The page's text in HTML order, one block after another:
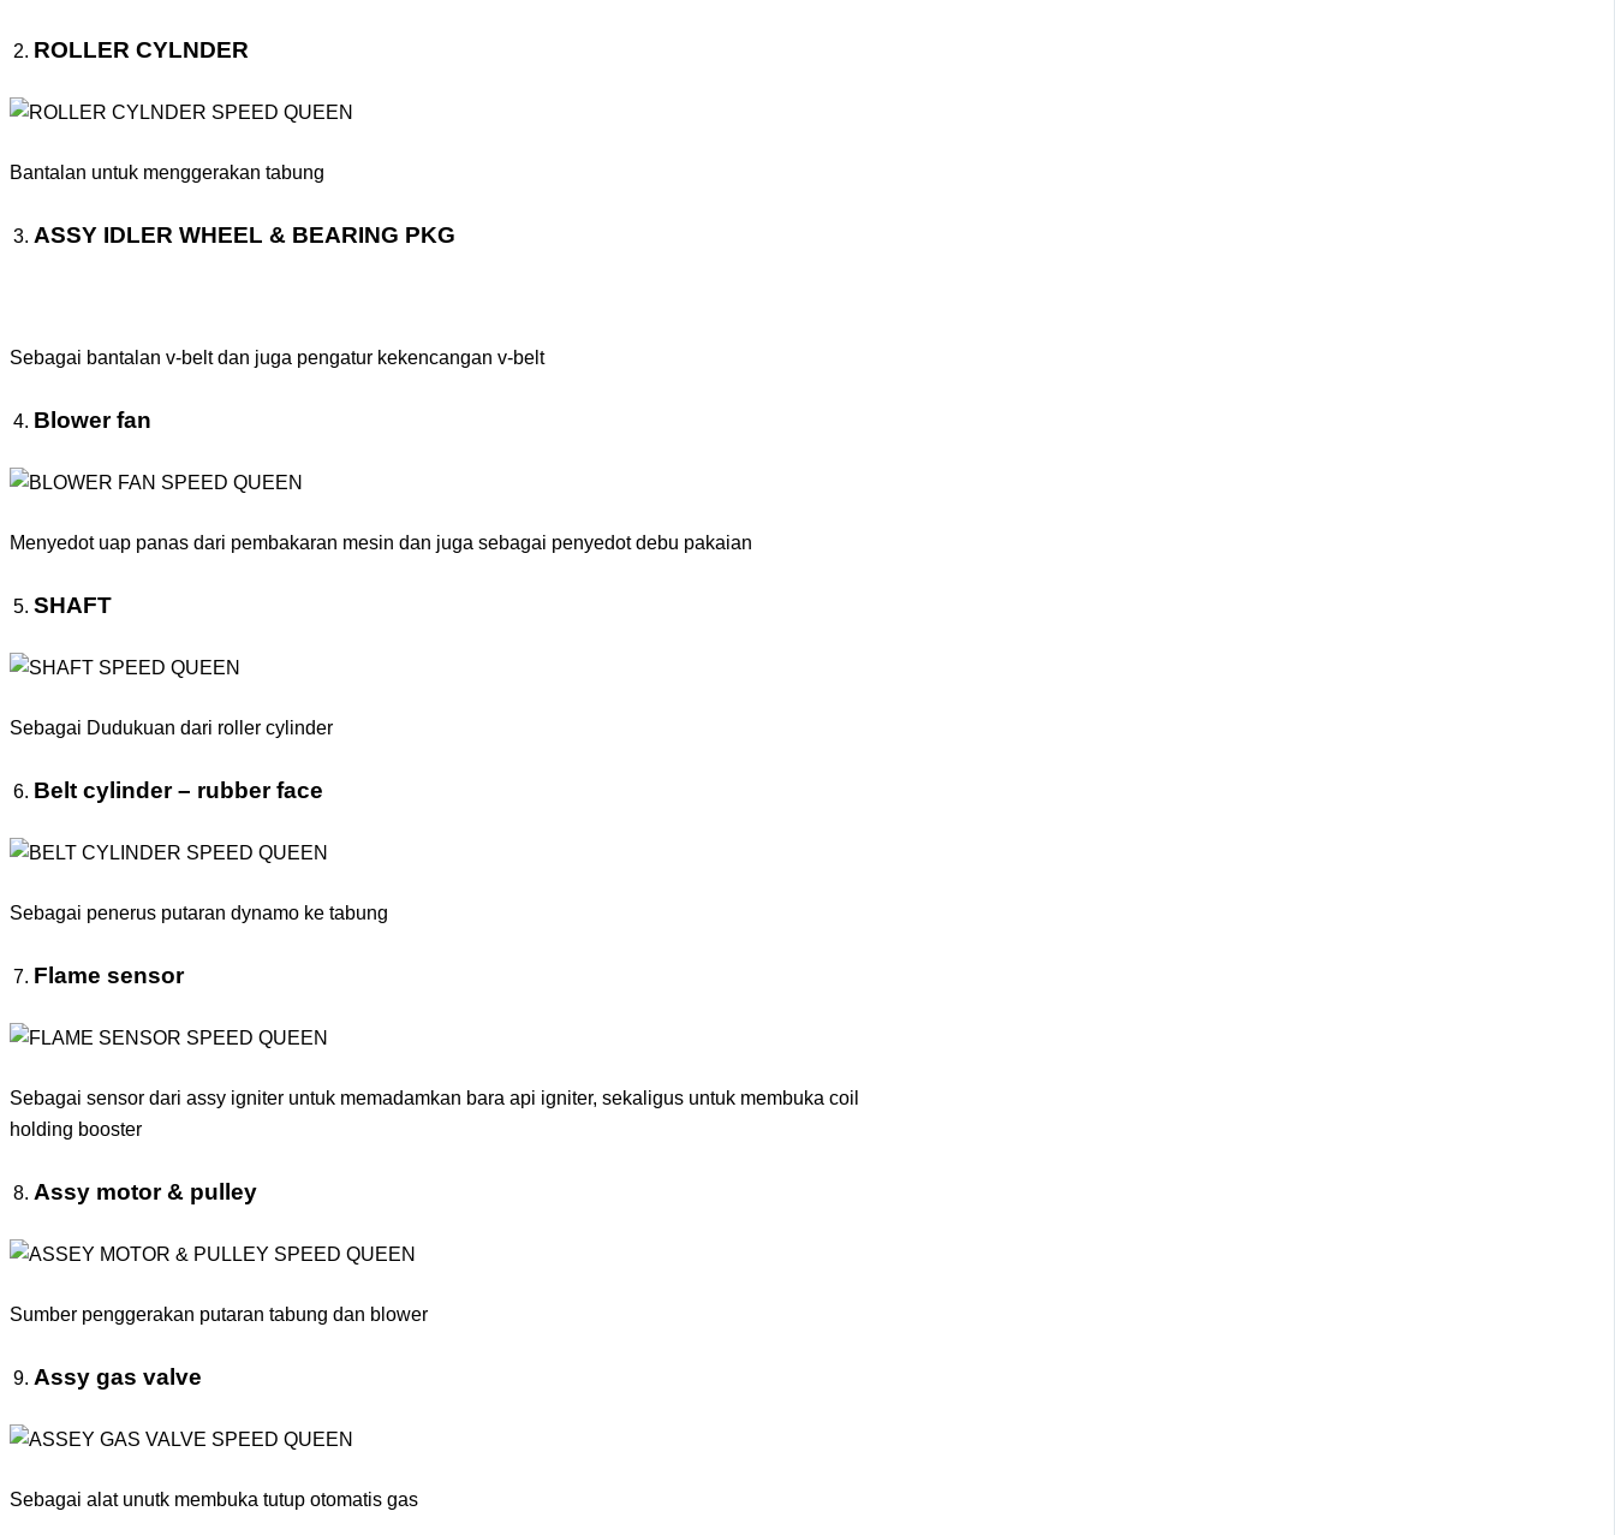
ROLLER CYLNDER
Bantalan untuk menggerakan tabung
ASSY IDLER WHEEL & BEARING PKG
Sebagai bantalan v-belt dan juga pengatur kekencangan v-belt
Blower fan
Menyedot uap panas dari pembakaran mesin dan juga sebagai penyedot debu pakaian
SHAFT
Sebagai Dudukuan dari roller cylinder
Belt cylinder – rubber face
Sebagai penerus putaran dynamo ke tabung
Flame sensor
Sebagai sensor dari assy igniter untuk memadamkan bara api igniter, sekaligus untuk membuka coil
holding booster
Assy motor & pulley
Sumber penggerakan putaran tabung dan blower
Assy gas valve
Sebagai alat unutk membuka tutup otomatis gas